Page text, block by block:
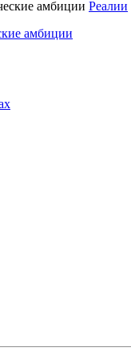
Реалии
амбиции